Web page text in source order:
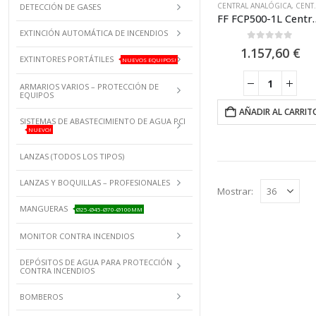
CENTRAL ANALÓGICA, CENTRAL ANALÓGICA 1 LAZO
FF FCP500-1L Central de
1.157,60 €
AÑADIR AL
Mostrar:
DETECCIÓN DE GASES
EXTINCIÓN AUTOMÁTICA DE INCENDIOS
EXTINTORES PORTÁTILES NUEVOS EQUIPOS!
ARMARIOS VARIOS – PROTECCIÓN DE
EQUIPOS
SISTEMAS DE ABASTECIMIENTO DE AGUA PCI
NUEVO!
LANZAS (TODOS LOS TIPOS)
LANZAS Y BOQUILLAS – PROFESIONALES
MANGUERAS Ø25-Ø45-Ø70-Ø100MM
MONITOR CONTRA INCENDIOS
DEPÓSITOS DE AGUA PARA PROTECCIÓN
CONTRA INCENDIOS
BOMBEROS